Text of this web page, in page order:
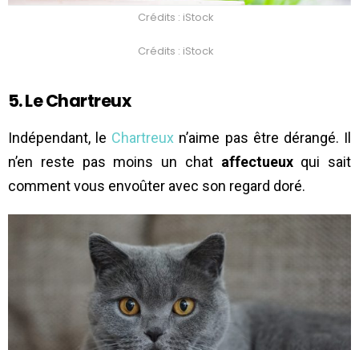
Crédits : iStock
Crédits : iStock
5. Le Chartreux
Indépendant, le Chartreux n’aime pas être dérangé. Il
n’en reste pas moins un chat affectueux qui sait
comment vous envoûter avec son regard doré.